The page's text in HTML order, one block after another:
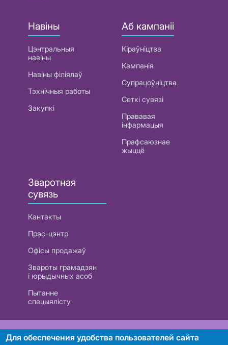
Навіны
Цэнтральныя
навіны
Навіны філіялаў
Тэхнічныя работы
Закупкі
Аб кампаніі
Кіраўніцтва
Кампанія
Супрацоўніцтва
Сеткі сувязі
Прававая
інфармацыя
Прафсаюзнае
жыццё
Зваротная
сувязь
Кантакты
Прэс-цэнтр
Офісы продажаў
Звароты грамадзян
і юрыдычных асоб
Пытанне
спецыялісту
РУП «Белтэлекам». УНП 101007741
Для обеспечения удобства пользователей сайта